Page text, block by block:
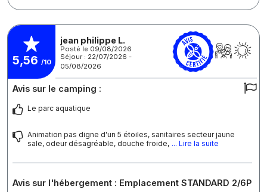
5,56 /10
jean philippe L.
Posté le 09/08/2026
Séjour : 22/07/2026 -
05/08/2026
Avis sur le camping :
Le parc aquatique
Animation pas digne d'un 5 étoiles, sanitaires secteur jaune
sale, odeur désagréable, douche froide, ... Lire la suite
Avis sur l'hébergement : Emplacement STANDARD 2/6P